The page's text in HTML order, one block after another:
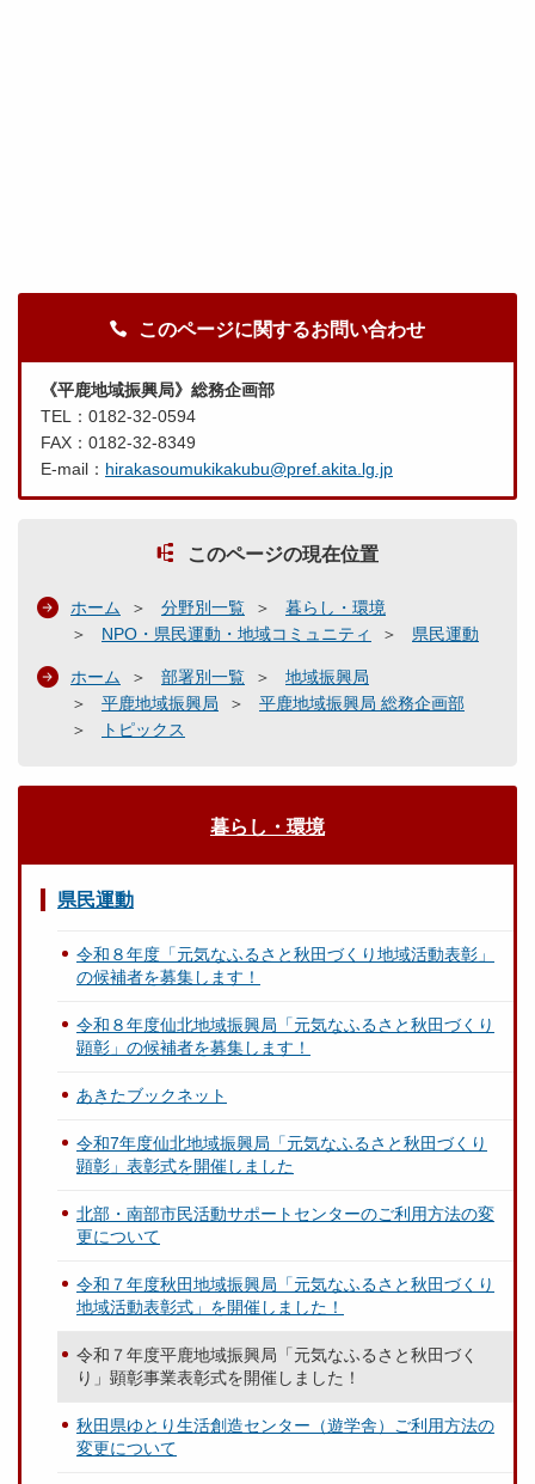
このページに関するお問い合わせ
《平鹿地域振興局》総務企画部
TEL：0182-32-0594
FAX：0182-32-8349
E-mail： hirakasoumukikakubu@pref.akita.lg.jp
このページの現在位置
ホーム 分野別一覧
暮らし・環境
NPO・県民運動・地域コミュニティ
県民運動
ホーム 部署別一覧
地域振興局
平鹿地域振興局
平鹿地域振興局 総務企画部
トピックス
暮らし・環境
県民運動
令和８年度「元気なふるさと秋田づくり地域活動表彰」
の候補者を募集します！
令和８年度仙北地域振興局「元気なふるさと秋田づくり
顕彰」の候補者を募集します！
あきたブックネット
令和7年度仙北地域振興局「元気なふるさと秋田づくり
顕彰」表彰式を開催しました
北部・南部市民活動サポートセンターのご利用方法の変
更について
令和７年度秋田地域振興局「元気なふるさと秋田づくり
地域活動表彰式」を開催しました！
令和７年度平鹿地域振興局「元気なふるさと秋田づく
り」顕彰事業表彰式を開催しました！
秋田県ゆとり生活創造センター（遊学舎）ご利用方法の
変更について